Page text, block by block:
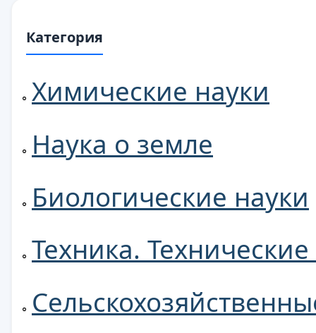
Категория
Химические науки
Наука о земле
Биологические науки
Техника.